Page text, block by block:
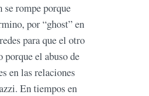
rompe porque
por “ghost” en
para que el otro
porque el abuso de
en las relaciones
En tiempos en